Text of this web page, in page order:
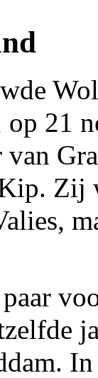
op 21
van
Zij
.